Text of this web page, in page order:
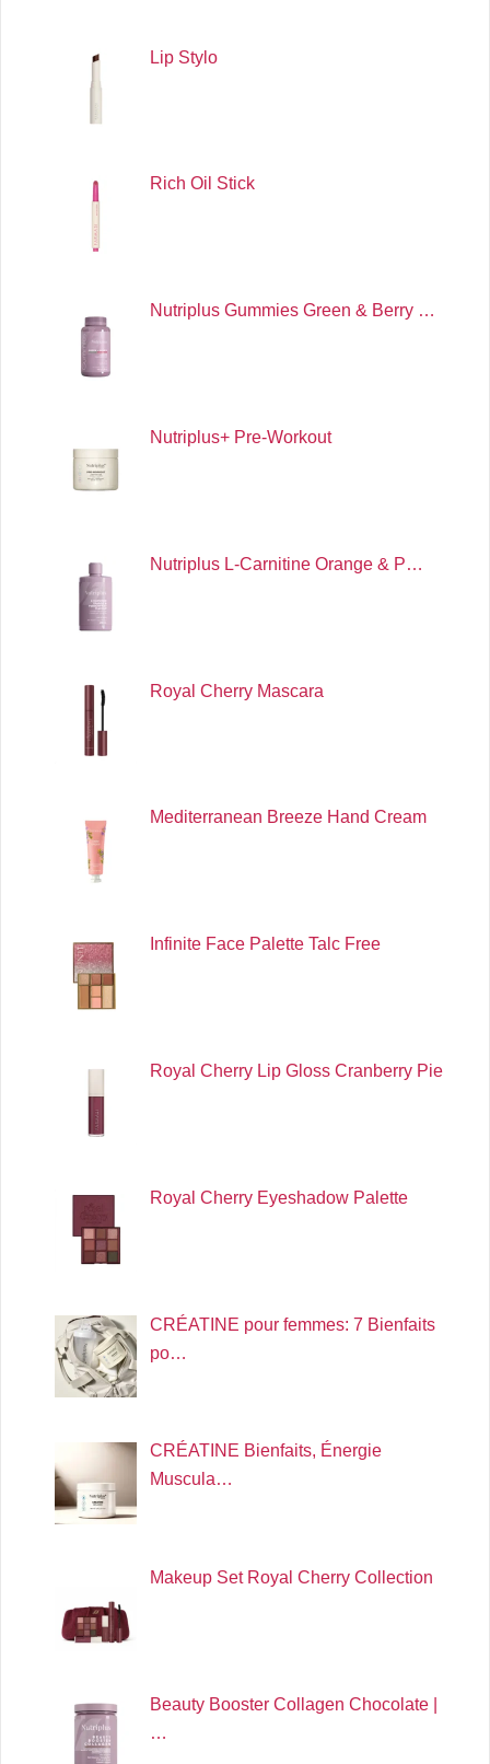
Lip Stylo
Rich Oil Stick
Nutriplus Gummies Green & Berry …
Nutriplus+ Pre-Workout
Nutriplus L-Carnitine Orange & P…
Royal Cherry Mascara
Mediterranean Breeze Hand Cream
Infinite Face Palette Talc Free
Royal Cherry Lip Gloss Cranberry Pie
Royal Cherry Eyeshadow Palette
CRÉATINE pour femmes: 7 Bienfaits
po…
CRÉATINE Bienfaits, Énergie
Muscula…
Makeup Set Royal Cherry Collection
Beauty Booster Collagen Chocolate |
…